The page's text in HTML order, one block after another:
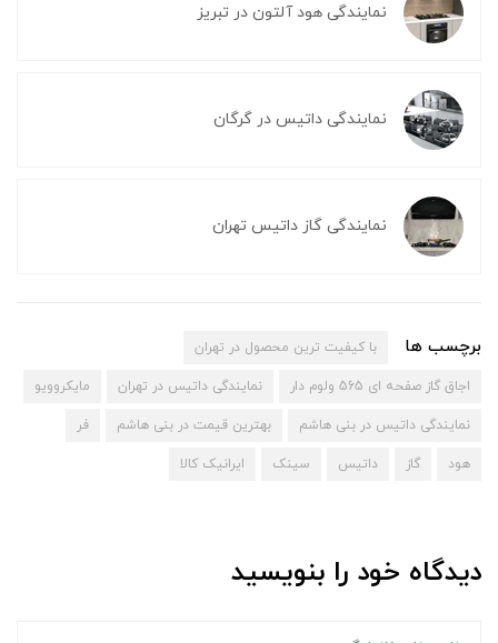
نمایندگی هود آلتون در تبریز
نمایندگی داتیس در گرگان
نمایندگی گاز داتیس تهران
برچسب ها با کیفیت ترین محصول در تهران
اجاق گاز صفحه ای 565 ولوم دار نمایندگی داتیس در تهران مایکروویو
نمایندگی داتیس در بنی هاشم بهترین قیمت در بنی هاشم فر
هود گاز داتیس سینک ایرانیک کالا
دیدگاه خود را بنویسید